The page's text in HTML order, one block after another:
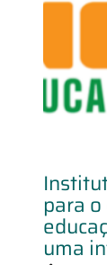
para o
uma